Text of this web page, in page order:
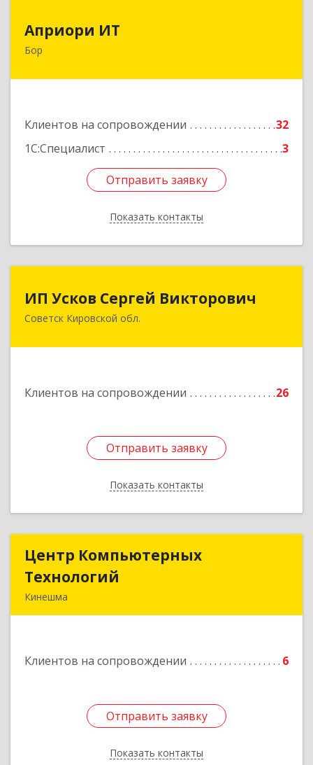
Априори ИТ
Бор
Клиентов на сопровождении
32
1С:Специалист
3
Отправить заявку
Показать контакты
606446, Нижегородская обл, Бор г, Красногорка
Отправить заявку
Назад
ИП Усков Сергей Викторович
Советск Кировской обл.
Клиентов на сопровождении 26
Отправить заявку
Показать контакты
ИП Усков Сергей Викторович
613340, Кировская обл, Советск г, Дружбы ул,
Отправить заявку
Назад
Центр Компьютерных
Технологий
Кинешма
Клиентов на сопровождении 6
Отправить заявку
Показать контакты
Центр Компьютерных
Подробнее
Отправить заявку
Назад